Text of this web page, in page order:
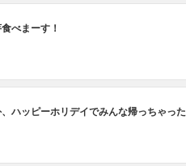
べまーす！
ハッピーホリデイでみんな帰っちゃった